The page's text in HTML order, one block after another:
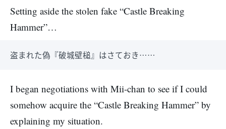
Setting aside the stolen fake “Castle Breaking
Hammer”…
盗まれた偽『破城壁槌』はさておき……
I began negotiations with Mii-chan to see if I could
somehow acquire the “Castle Breaking Hammer” by
explaining my situation.